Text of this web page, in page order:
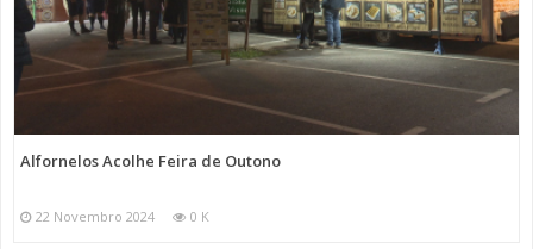
Alfornelos Acolhe Feira de Outono
22 Novembro 2024 0 K